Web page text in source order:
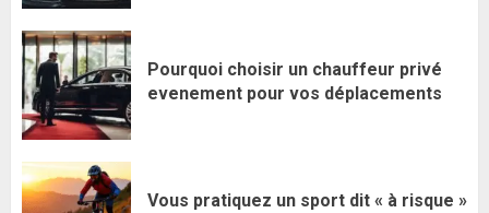
Pourquoi choisir un chauffeur privé
evenement pour vos déplacements
Vous pratiquez un sport dit « à risque »